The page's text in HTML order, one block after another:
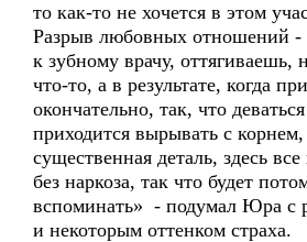
то как-то не хочется в этом
Разрыв любовных отношений -
к зубному врачу, оттягиваешь,
что-то, а в результате, когда
окончательно, так, что
приходится вырывать с корнем,
существенная деталь, здесь
без наркоза, так что будет
вспоминать» - подумал Юра с
и некоторым оттенком страха.